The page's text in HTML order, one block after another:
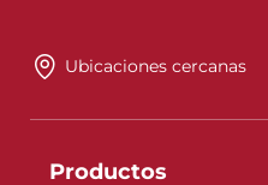
Ubicaciones cercanas
Productos